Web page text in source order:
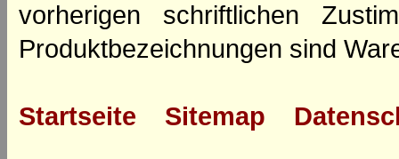
vorherigen schriftlichen
Produktbezeichnungen sind
Startseite Sitemap